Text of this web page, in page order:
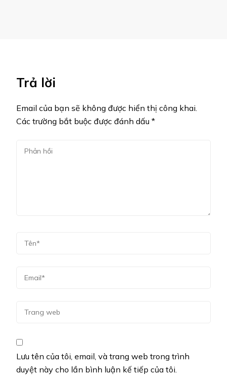
Trả lời
Email của bạn sẽ không được hiển thị công khai.
Các trường bắt buộc được đánh dấu *
Lưu tên của tôi, email, và trang web trong trình
duyệt này cho lần bình luận kế tiếp của tôi.